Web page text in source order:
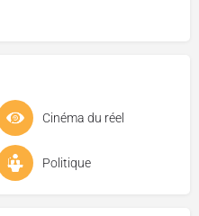
Cinéma du réel
Politique